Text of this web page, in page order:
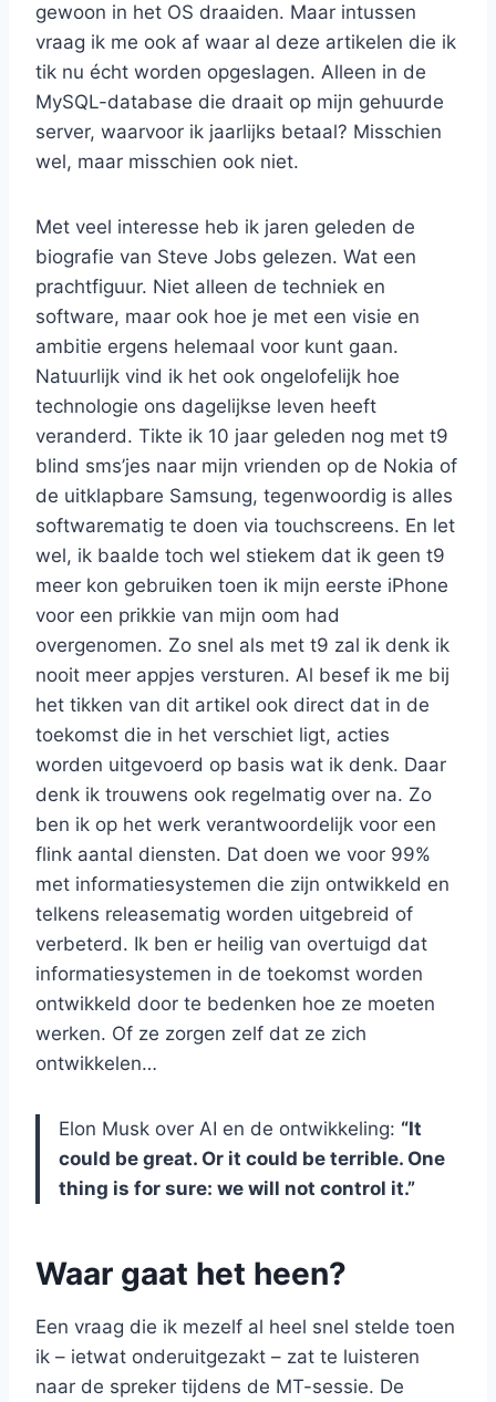
gewoon in het OS draaiden. Maar intussen
vraag ik me ook af waar al deze artikelen die ik
tik nu écht worden opgeslagen. Alleen in de
MySQL-database die draait op mijn gehuurde
server, waarvoor ik jaarlijks betaal? Misschien
wel, maar misschien ook niet.
Met veel interesse heb ik jaren geleden de
biografie van Steve Jobs gelezen. Wat een
prachtfiguur. Niet alleen de techniek en
software, maar ook hoe je met een visie en
ambitie ergens helemaal voor kunt gaan.
Natuurlijk vind ik het ook ongelofelijk hoe
technologie ons dagelijkse leven heeft
veranderd. Tikte ik 10 jaar geleden nog met t9
blind sms’jes naar mijn vrienden op de Nokia of
de uitklapbare Samsung, tegenwoordig is alles
softwarematig te doen via touchscreens. En let
wel, ik baalde toch wel stiekem dat ik geen t9
meer kon gebruiken toen ik mijn eerste iPhone
voor een prikkie van mijn oom had
overgenomen. Zo snel als met t9 zal ik denk ik
nooit meer appjes versturen. Al besef ik me bij
het tikken van dit artikel ook direct dat in de
toekomst die in het verschiet ligt, acties
worden uitgevoerd op basis wat ik denk. Daar
denk ik trouwens ook regelmatig over na. Zo
ben ik op het werk verantwoordelijk voor een
flink aantal diensten. Dat doen we voor 99%
met informatiesystemen die zijn ontwikkeld en
telkens releasematig worden uitgebreid of
verbeterd. Ik ben er heilig van overtuigd dat
informatiesystemen in de toekomst worden
ontwikkeld door te bedenken hoe ze moeten
werken. Of ze zorgen zelf dat ze zich
ontwikkelen…
Elon Musk over AI en de ontwikkeling: “It
could be great. Or it could be terrible. One
thing is for sure: we will not control it.”
Waar gaat het heen?
Een vraag die ik mezelf al heel snel stelde toen
ik – ietwat onderuitgezakt – zat te luisteren
naar de spreker tijdens de MT-sessie. De